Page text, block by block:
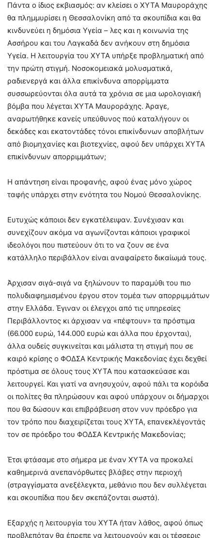
Πάντα ο ίδιος εκβιασμός: αν κλείσει ο ΧΥΤΑ Μαυροράχης
θα πλημμυρίσει η Θεσσαλονίκη από τα σκουπίδια και θα
κινδυνεύει η δημόσια Υγεία – λες και η κοινωνία της
Ασσήρου και του Λαγκαδά δεν ανήκουν στη δημόσια
Υγεία. Η λειτουργία του ΧΥΤΑ υπήρξε προβληματική από
την πρώτη στιγμή. Νοσοκομειακά μολυσματικά,
ραδιενεργά και άλλα επικίνδυνα απορρίμματα
συσσωρεύονται όλα αυτά τα χρόνια σε μια ωρολογιακή
βόμβα που λέγεται ΧΥΤΑ Μαυροράχης. Άραγε,
αναρωτήθηκε κανείς υπεύθυνος πού καταλήγουν οι
δεκάδες και εκατοντάδες τόνοι επικίνδυνων αποβλήτων
από βιομηχανίες και βιοτεχνίες, αφού δεν υπάρχει ΧΥΤΑ
επικίνδυνων απορριμμάτων;
Η απάντηση είναι προφανής, αφού ένας μόνο χώρος
ταφής υπάρχει στην ενότητα του Νομού Θεσσαλονίκης.
Ευτυχώς κάποιοι δεν εγκατέλειψαν. Συνέχισαν και
συνεχίζουν ακόμα να αγωνίζονται κάποιοι γραφικοί
ιδεολόγοι που πιστεύουν ότι το να ζουν σε ένα
κατάλληλο περιβάλλον είναι αναφαίρετο δικαίωμά τους.
Άρχισαν σιγά-σιγά να ξηλώνουν το παραμύθι του πιο
πολυδιαφημισμένου έργου στον τομέα των απορριμμάτων
στην Ελλάδα. Έγιναν οι έλεγχοι από τις υπηρεσίες
Περιβάλλοντος κι άρχισαν να «πέφτουν» τα πρόστιμα
(66.000 ευρώ, 144.000 ευρώ και άλλα που έρχονται),
άλλα ουδείς συγκινείται και μάλιστα τη στιγμή που σε
καιρό κρίσης ο ΦΟΔΣΑ Κεντρικής Μακεδονίας έχει δεχθεί
πρόστιμα σε όλους τους ΧΥΤΑ που κατασκεύασε και
λειτουργεί. Και γιατί να ανησυχούν, αφού πάλι τα κορόιδα
οι πολίτες θα πληρώσουν και αφού υπάρχουν οι δήμαρχοι
που θα δώσουν και επιβράβευση στον νυν πρόεδρο για
τον τρόπο που διαχειρίζεται τους ΧΥΤΑ, επανεκλέγοντάς
τον σε πρόεδρο του ΦΟΔΣΑ Κεντρικής Μακεδονίας;
Έτσι φτάσαμε στο σήμερα με έναν ΧΥΤΑ να προκαλεί
καθημερινά ανεπανόρθωτες βλάβες στην περιοχή
(στραγγίσματα ανεξέλεγκτα, μεθάνιο που δεν συλλέγεται
και σκουπίδια που δεν σκεπάζονται σωστά).
Εξαρχής η λειτουργία του ΧΥΤΑ ήταν λάθος, αφού όπως
προβλεπόταν θα έπρεπε να λειτουργούν και οι τέσσερις